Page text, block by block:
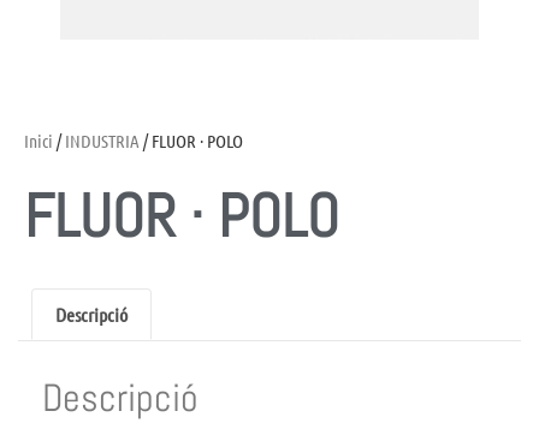
Inici /INDUSTRIA / FLUOR · POLO
FLUOR · POLO
Descripció
Descripció